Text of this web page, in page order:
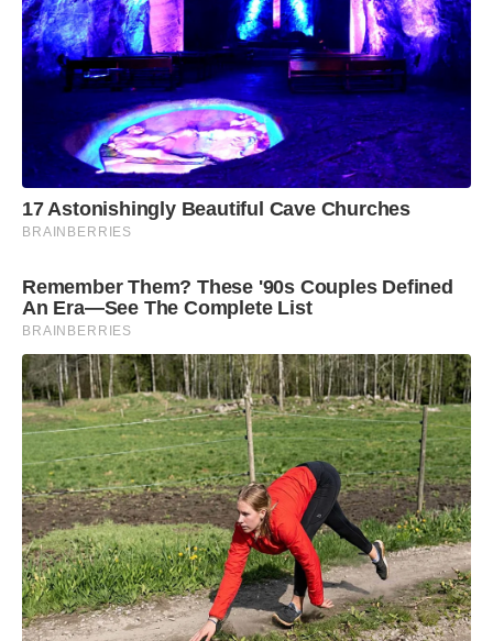
17 Astonishingly Beautiful Cave Churches
BRAINBERRIES
Remember Them? These '90s Couples Defined
An Era—See The Complete List
BRAINBERRIES